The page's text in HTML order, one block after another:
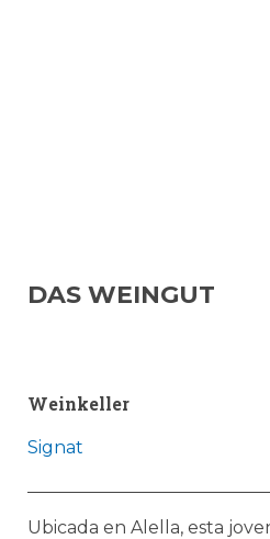
DAS WEINGUT
Weinkeller
Signat
Ubicada en Alella, esta